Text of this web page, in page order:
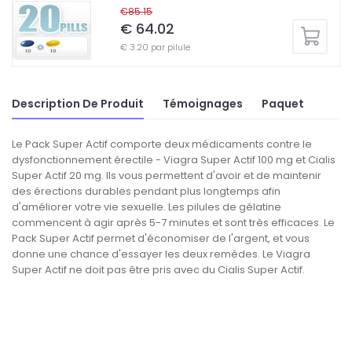
€85.15
€ 64.02
€ 3.20 par pilule
Description De Produit Témoignages Paquet
Le Pack Super Actif comporte deux médicaments contre le
dysfonctionnement érectile - Viagra Super Actif 100 mg et Cialis
Super Actif 20 mg. Ils vous permettent d'avoir et de maintenir
des érections durables pendant plus longtemps afin
d'améliorer votre vie sexuelle. Les pilules de gélatine
commencent à agir après 5-7 minutes et sont très efficaces. Le
Pack Super Actif permet d'économiser de l'argent, et vous
donne une chance d'essayer les deux remèdes. Le Viagra
Super Actif ne doit pas être pris avec du Cialis Super Actif.